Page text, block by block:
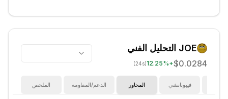
JOE التحليل الفني
$0.0284
+
12.25%
(24s)
الملخص الدعم/المقاومة المحاور فيبوناتشي